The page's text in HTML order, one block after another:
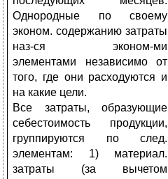
Однородные по своему
эконом. содержанию затраты
наз-ся эконом-ми
элементами независимо от
того, где они расходуются и
на какие цели.
Все затраты, образующие
себестоимость продукции,
группируются по след.
элементам: 1) материал.
затраты (за вычетом